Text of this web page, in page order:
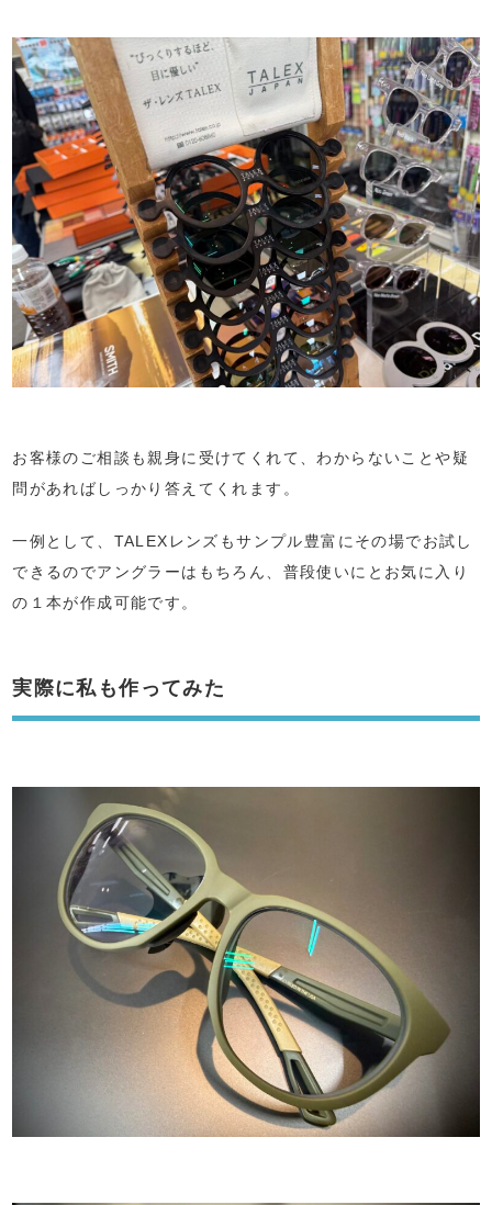
お客様のご相談も親身に受けてくれて、わからないことや疑
問があればしっかり答えてくれます。
一例として、TALEXレンズもサンプル豊富にその場でお試し
できるのでアングラーはもちろん、普段使いにとお気に入り
の１本が作成可能です。
実際に私も作ってみた